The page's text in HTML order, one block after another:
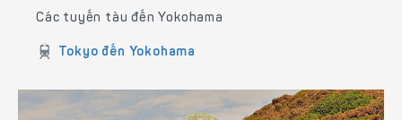
Các tuyến tàu đến Yokohama
Tokyo đến Yokohama